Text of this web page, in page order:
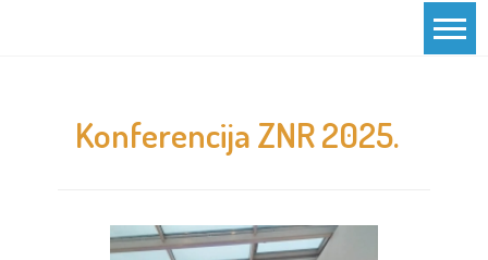
Konferencija ZNR 2025.